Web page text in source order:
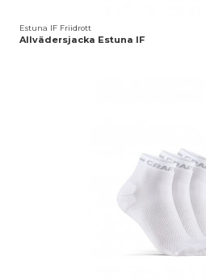
Estuna IF Friidrott
Allvädersjacka Estuna IF